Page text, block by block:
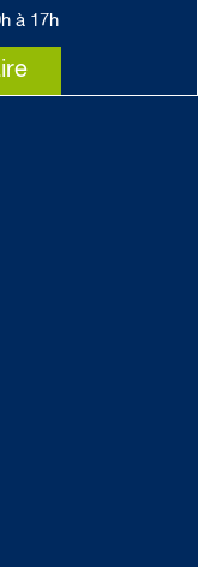
à 17h